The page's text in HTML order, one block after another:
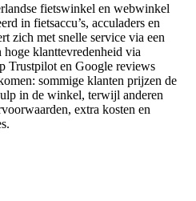
fietswinkel en webwinkel
in fietsaccu’s, acculaders en
zich met snelle service via een
klanttevredenheid via
Trustpilot en Google reviews
sommige klanten prijzen de
in de winkel, terwijl anderen
extra kosten en